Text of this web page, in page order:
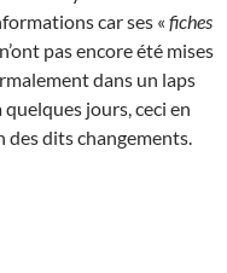
car ses « fiches
pas encore été mises
dans un laps
jours, ceci en
dits changements.